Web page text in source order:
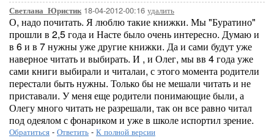
Светлана_Юристик18-04-2012-00:16 удалить
О, надо почитать. Я люблю такие книжки. Мы "Буратино"
прошли в 2,5 года и Насте было очень интересно. Думаю и
в 6 и в 7 нужны уже другие книжки. Да и сами будут уже
наверное читать и выбирать. И , и Олег, мы вв 4 года уже
сами книги выбирали и читалаи, с этого момента родители
перестали быть нужны. Только бы не мешали читать и не
приставали. У меня еще родители понимающие были, а
Олегу много читать не разрешали, так он все равно читал
под одеялом с фонариком и уже в школе испортил зрение.
Обратиться - Ответить - К полной версии